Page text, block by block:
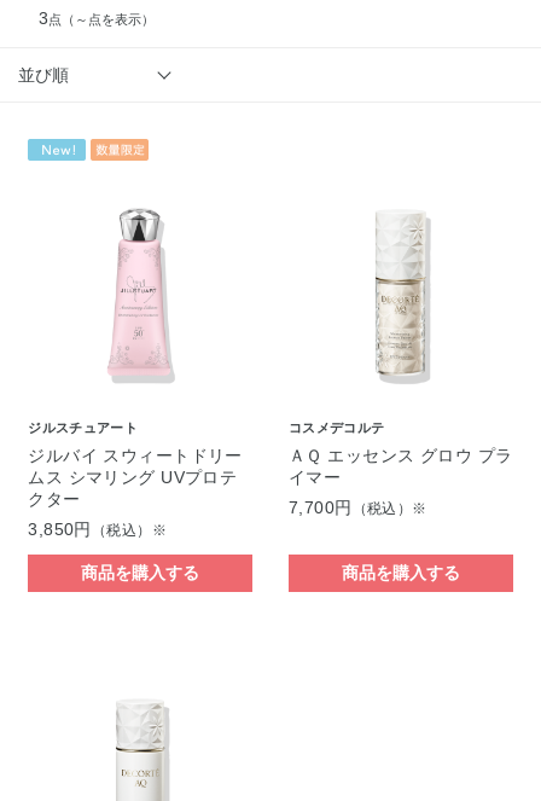
3点 （～点を表示）
並び順
ジルスチュアート
ジルバイ スウィートドリー
ムス シマリング UVプロテ
クター
3,850円
（税込）※
商品を購入する
コスメデコルテ
ＡＱ エッセンス グロウ プラ
イマー
7,700円
（税込）※
商品を購入する